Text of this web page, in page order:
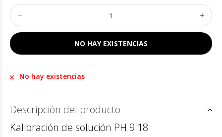
NO HAY EXISTENCIAS
No hay existencias
Descripción del producto
Kalibración de solución PH 9.18